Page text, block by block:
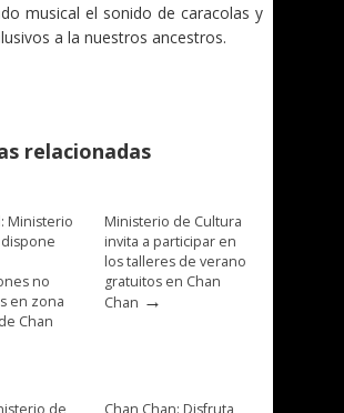
musical el sonido de caracolas y
a la nuestros ancestros.
relacionadas
Ministerio
no
en zona
Chan
Ministerio de Cultura
invita a participar en
los talleres de verano
gratuitos en Chan
Chan →
de Chan Chan: Disfruta